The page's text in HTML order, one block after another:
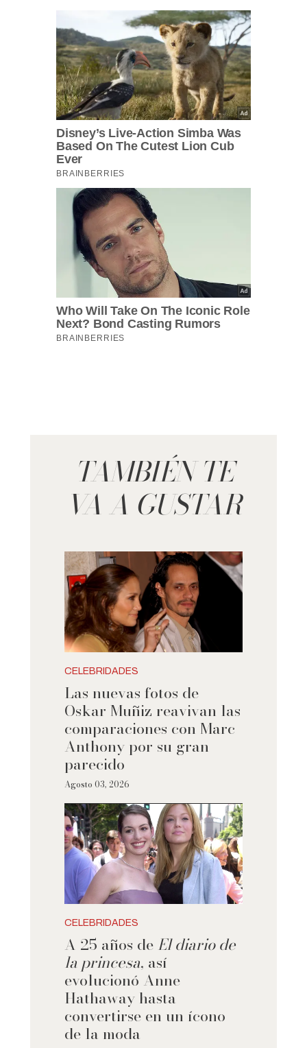
TAMBIÉN TE
VA A GUSTAR
CELEBRIDADES
Las nuevas fotos de
Oskar Muñiz reavivan las
comparaciones con Marc
Anthony por su gran
parecido
Agosto 03, 2026
CELEBRIDADES
A 25 años de El diario de
la princesa, así
evolucionó Anne
Hathaway hasta
convertirse en un ícono
de la moda